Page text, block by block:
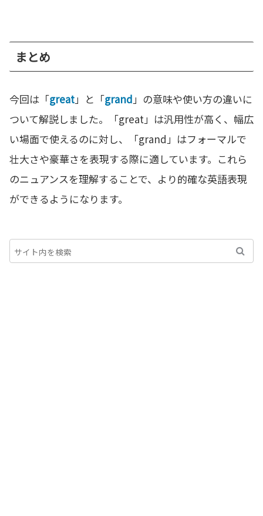
まとめ
今回は「great」と「grand」の意味や使い方の違いに
ついて解説しました。「great」は汎用性が高く、幅広
い場面で使えるのに対し、「grand」はフォーマルで
壮大さや豪華さを表現する際に適しています。これら
のニュアンスを理解することで、より的確な英語表現
ができるようになります。